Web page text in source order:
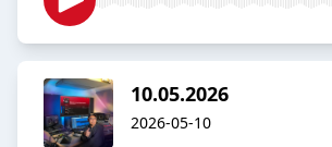
10.05.2026
2026-05-10